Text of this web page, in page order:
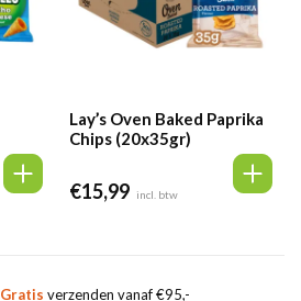
Lay’s Oven Baked Paprika
Chips (20x35gr)
€15,99 incl. btw
Gratis verzenden vanaf €95,-